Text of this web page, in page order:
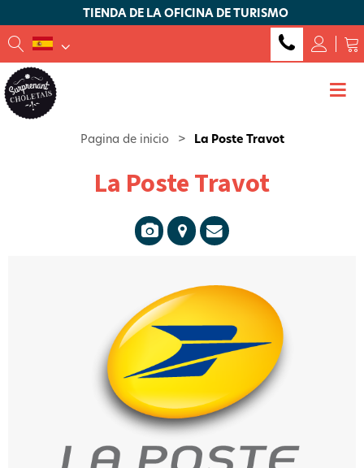
TIENDA DE LA OFICINA DE TURISMO
Pagina de inicio > La Poste Travot
La Poste Travot